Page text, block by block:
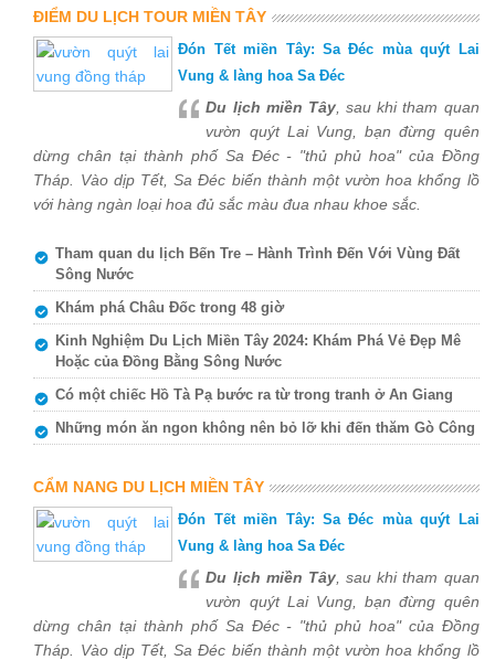
ĐIỂM DU LỊCH TOUR MIỀN TÂY
Đón Tết miền Tây: Sa Đéc mùa quýt Lai
Vung & làng hoa Sa Đéc
Du lịch miền Tây, sau khi tham quan
vườn quýt Lai Vung, bạn đừng quên
dừng chân tại thành phố Sa Đéc - "thủ phủ hoa" của Đồng
Tháp. Vào dịp Tết, Sa Đéc biến thành một vườn hoa khổng lồ
với hàng ngàn loại hoa đủ sắc màu đua nhau khoe sắc.
Tham quan du lịch Bến Tre – Hành Trình Đến Với Vùng Đất
Sông Nước
Khám phá Châu Đốc trong 48 giờ
Kinh Nghiệm Du Lịch Miền Tây 2024: Khám Phá Vẻ Đẹp Mê
Hoặc của Đồng Bằng Sông Nước
Có một chiếc Hồ Tà Pạ bước ra từ trong tranh ở An Giang
Những món ăn ngon không nên bỏ lỡ khi đến thăm Gò Công
CẨM NANG DU LỊCH MIỀN TÂY
Đón Tết miền Tây: Sa Đéc mùa quýt Lai
Vung & làng hoa Sa Đéc
Du lịch miền Tây, sau khi tham quan
vườn quýt Lai Vung, bạn đừng quên
dừng chân tại thành phố Sa Đéc - "thủ phủ hoa" của Đồng
Tháp. Vào dịp Tết, Sa Đéc biến thành một vườn hoa khổng lồ